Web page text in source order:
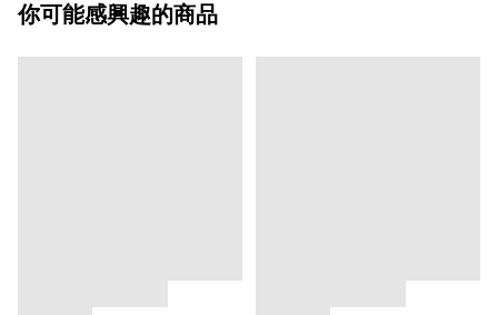
你可能感興趣的商品